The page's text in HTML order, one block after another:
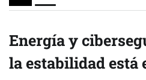
Energía y
la estabilidad está